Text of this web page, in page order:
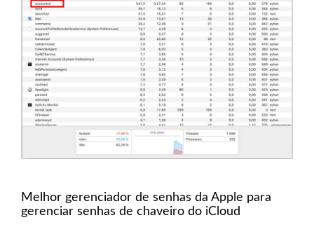
Melhor gerenciador de senhas da Apple para
gerenciar senhas de chaveiro do iCloud